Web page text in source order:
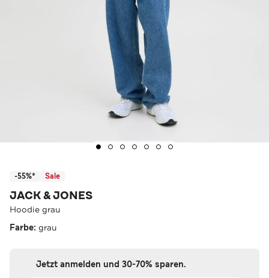
-55%* Sale
JACK & JONES
Hoodie grau
Farbe: grau
Jetzt anmelden und 30-70% sparen.